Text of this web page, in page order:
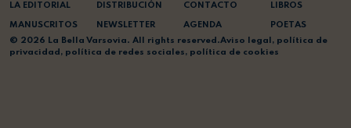
LA EDITORIAL
MANUSCRITOS
DISTRIBUCIÓN
NEWSLETTER
CONTACTO
AGENDA
LIBROS
POETAS
© 2026 La Bella Varsovia. All rights reserved.Aviso legal , política de
privacidad , política de redes sociales, política de cookies